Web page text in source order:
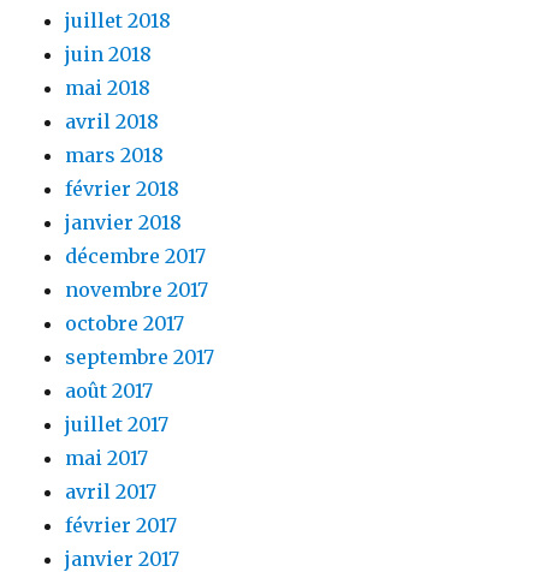
juillet 2018
juin 2018
mai 2018
avril 2018
mars 2018
février 2018
janvier 2018
décembre 2017
novembre 2017
octobre 2017
septembre 2017
août 2017
juillet 2017
mai 2017
avril 2017
février 2017
janvier 2017